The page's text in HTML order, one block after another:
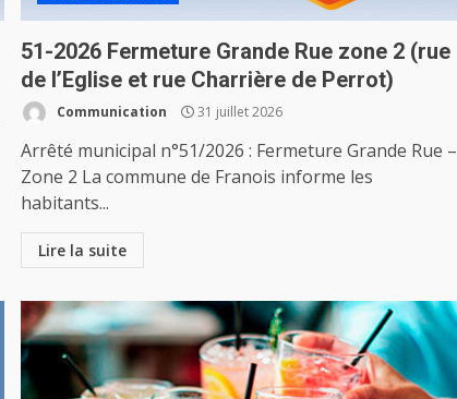
51-2026 Fermeture Grande Rue zone 2 (rue
de l’Eglise et rue Charrière de Perrot)
Communication 31 juillet 2026
Arrêté municipal n°51/2026 : Fermeture Grande Rue –
Zone 2 La commune de Franois informe les
habitants...
Lire la suite